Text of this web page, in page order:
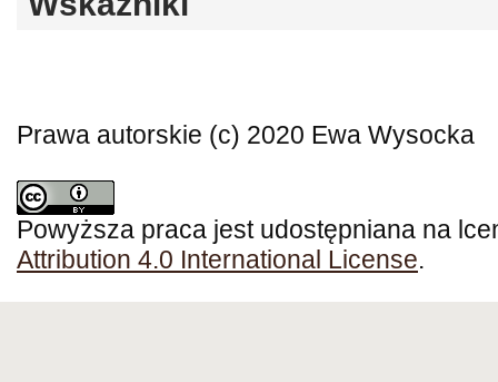
Prawa autorskie (c) 2020 Ewa Wysocka
Powyższa praca jest udostępniana na
Attribution 4.0 International License.